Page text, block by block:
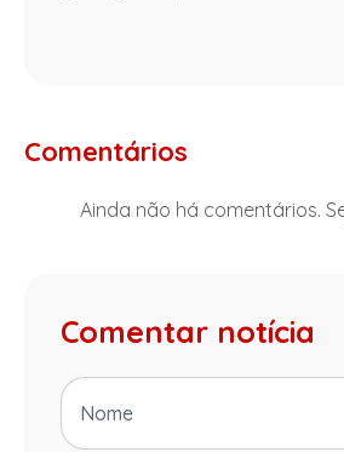
Comentários
Ainda não há comentários.
Comentar notícia